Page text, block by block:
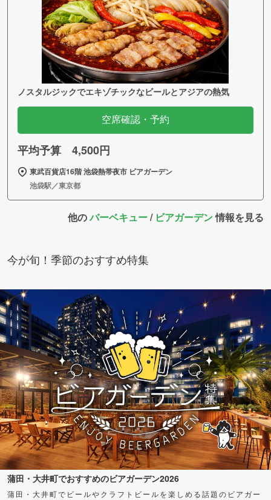
ノスタルジックでエキゾチックなビールとアジアの熱気
空席確認・予約
平均予算 4,500円
東武百貨店16階 池袋熱帯夜市 ビアガーデン
池袋駅／東京都
他のバーベキュー/ ビアガーデン情報を見る
今が旬！季節のおすすめ特集
蒲田・大井町でおすすめのビアガーデン2026
蒲田・大井町でビールやクラフトビールを楽しめる話題のビアガー